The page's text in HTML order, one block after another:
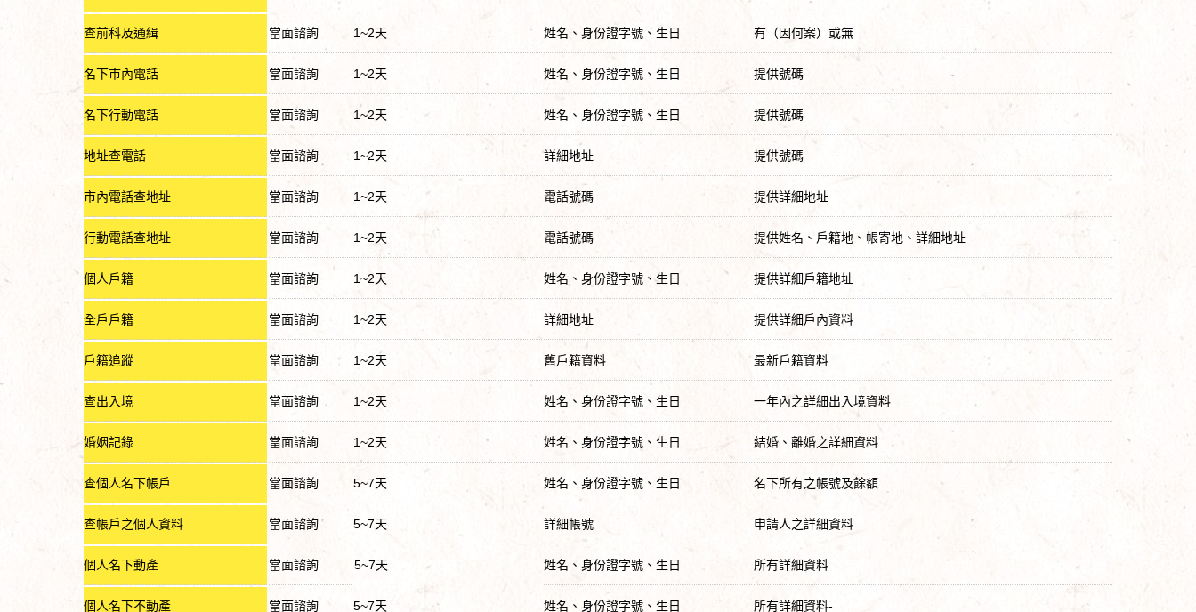
查前科及通緝 當面諮詢 1~2天 姓名、身份證字號、生日 有（因何案）或無
名下市內電話 當面諮詢 1~2天 姓名、身份證字號、生日 提供號碼
名下行動電話 當面諮詢 1~2天 姓名、身份證字號、生日 提供號碼
地址查電話 當面諮詢 1~2天 詳細地址 提供號碼
市內電話查地址 當面諮詢 1~2天 電話號碼 提供詳細地址
行動電話查地址 當面諮詢 1~2天 電話號碼 提供姓名、戶籍地、帳寄地、詳細地址
個人戶籍 當面諮詢 1~2天 姓名、身份證字號、生日 提供詳細戶籍地址
全戶戶籍 當面諮詢 1~2天 詳細地址 提供詳細戶內資料
戶籍追蹤 當面諮詢 1~2天 舊戶籍資料 最新戶籍資料
查出入境 當面諮詢 1~2天 姓名、身份證字號、生日 一年內之詳細出入境資料
婚姻記錄 當面諮詢 1~2天 姓名、身份證字號、生日 結婚、離婚之詳細資料
查個人名下帳戶 當面諮詢 5~7天 姓名、身份證字號、生日 名下所有之帳號及餘額
查帳戶之個人資料 當面諮詢 5~7天 詳細帳號 申請人之詳細資料
個人名下動產 當面諮詢 5~7天 姓名、身份證字號、生日 所有詳細資料
個人名下不動產 當面諮詢 5~7天 姓名、身份證字號、生日 所有詳細資料-